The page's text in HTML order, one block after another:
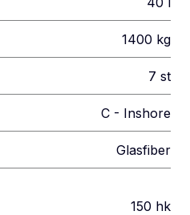
1400 kg
7 st
C - Inshore
Glasfiber
150 hk